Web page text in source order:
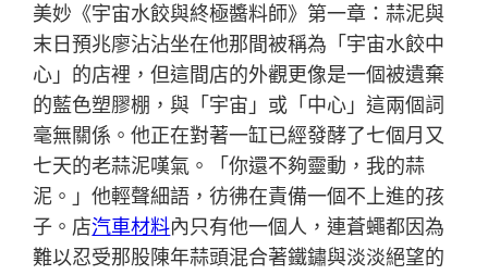
美妙《宇宙水餃與終極醬料師》第一章：蒜泥與
末日預兆廖沾沾坐在他那間被稱為「宇宙水餃中
心」的店裡，但這間店的外觀更像是一個被遺棄
的藍色塑膠棚，與「宇宙」或「中心」這兩個詞
毫無關係。他正在對著一缸已經發酵了七個月又
七天的老蒜泥嘆氣。「你還不夠靈動，我的蒜
泥。」他輕聲細語，彷彿在責備一個不上進的孩
子。店汽車材料內只有他一個人，連蒼蠅都因為
難以忍受那股陳年蒜頭混合著鐵鏽與淡淡絕望的